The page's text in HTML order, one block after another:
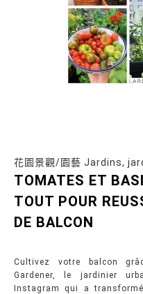
花園景觀/園藝 Jardins,
TOMATES ET
TOUT POUR
DE BALCON
Cultivez votre balcon
Gardener, le jardinier
Instagram qui a